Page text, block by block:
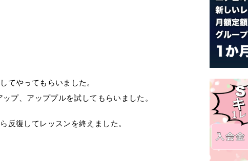
てやってもらいました。
プ、アッププルを試してもらいました。
復してレッスンを終えました。